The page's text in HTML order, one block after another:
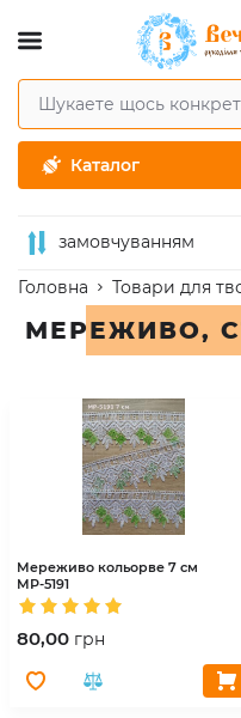
Каталог
замовчуванням
Головна Товари для
МЕРЕЖИВО,
Мереживо кольорве 7 см
МР-5191
80,00 грн